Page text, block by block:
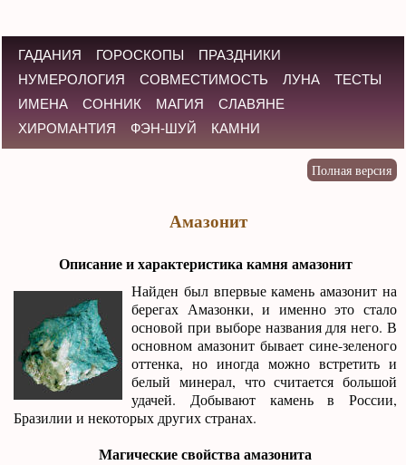
ГАДАНИЯ ГОРОСКОПЫ
ПРАЗДНИКИ
НУМЕРОЛОГИЯ
СОВМЕСТИМОСТЬ ЛУНА
ТЕСТЫ
ИМЕНА
СОННИК МАГИЯ
СЛАВЯНЕ
ХИРОМАНТИЯ
ФЭН-ШУЙ КАМНИ
Амазонит
Описание и характеристика камня амазонит
Найден был впервые камень амазонит на
берегах Амазонки, и именно это стало
основой при выборе названия для него. В
основном амазонит бывает сине-зеленого
оттенка, но иногда можно встретить и
белый минерал, что считается большой
удачей. Добывают камень в России,
Бразилии и некоторых других странах.
Магические свойства амазонита